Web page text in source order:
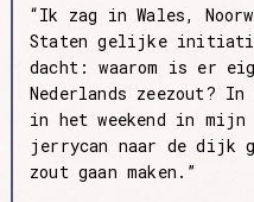
“Ik zag in Wales,
Staten gelijke
dacht: waarom is er
Nederlands zeezout?
in het weekend in
jerrycan naar de dijk
zout gaan maken.”